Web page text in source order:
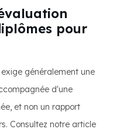
pour
exige généralement une
d'une
et non un rapport
Consultez notre article